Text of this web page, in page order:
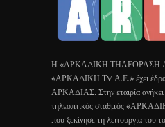
Η «ΑΡΚΑΔΙΚΗ ΤΗΛΕΟΡΑΣΗ
«ΑΡΚΑΔΙΚΗ ΤV Α.Ε.» έχει
ΑΡΚΑΔΙΑΣ. Στην εταιρία ανήκει
τηλεοπτικός σταθμός
που ξεκίνησε τη λειτουργία του